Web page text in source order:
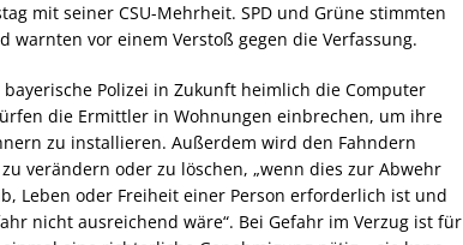
mit seiner CSU-Mehrheit. SPD und Grüne stimmten
warnten vor einem Verstoß gegen die Verfassung.
Polizei in Zukunft heimlich die Computer
die Ermittler in Wohnungen einbrechen, um ihre
zu installieren. Außerdem wird den Fahndern
verändern oder zu löschen, „wenn dies zur Abwehr
Leben oder Freiheit einer Person erforderlich ist und
nicht ausreichend wäre“. Bei Gefahr im Verzug ist für